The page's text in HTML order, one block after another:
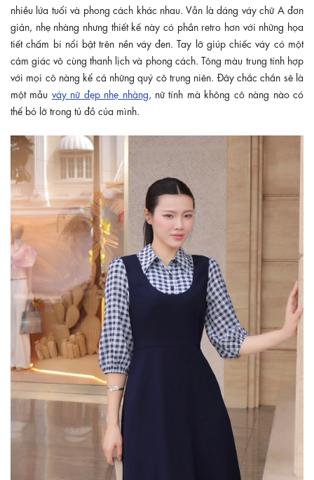
nhiều lứa tuổi và phong cách khác nhau. Vẫn là dáng váy chữ A đơn
giản, nhẹ nhàng nhưng thiết kế này có phần retro hơn với những họa
tiết chấm bi nổi bật trên nền váy đen. Tay lỡ giúp chiếc váy có một
cảm giác vô cùng thanh lịch và phong cách. Tông màu trung tính hợp
với mọi cô nàng kể cả những quý cô trung niên. Đây chắc chắn sẽ là
một mẫu váy nữ đẹp nhẹ nhàng
nữ tính mà không cô nàng nào có
thể bỏ lỡ trong tủ đồ của mình.